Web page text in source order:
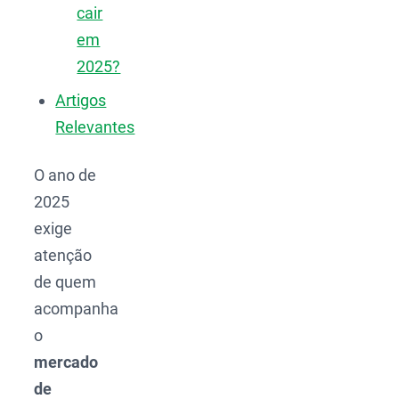
cair
em
2025?
Artigos
Relevantes
O ano de
2025
exige
atenção
de quem
acompanha
o
mercado
de